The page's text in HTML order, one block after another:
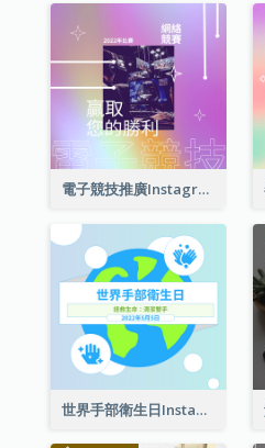
電子競技推廣Instagram帖子
世界手部衛生日Instagram帖子